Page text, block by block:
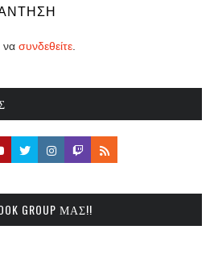
να συνδεθείτε
GROUP ΜΑΣ!!